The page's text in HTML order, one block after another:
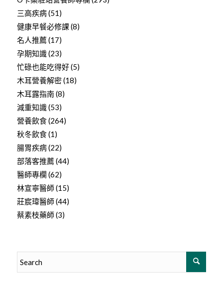
三高疾病(51)
健康早餐必修課(8)
名人推薦 (17)
孕期知識(23)
忙碌也能吃得好(5)
木耳營養解密(18)
木耳露指南(8)
減重知識(53)
營養飲食(264)
秋冬飲食(1)
腸胃疾病(22)
部落客推薦 (44)
醫師專欄 (62)
林宣寧醫師(15)
莊宸瑋醫師(44)
蔡素枝藥師(3)